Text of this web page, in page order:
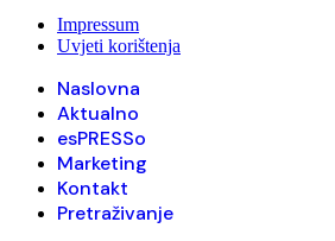
Impressum
Uvjeti korištenja
Naslovna
Aktualno
esPRESSo
Marketing
Kontakt
Pretraživanje